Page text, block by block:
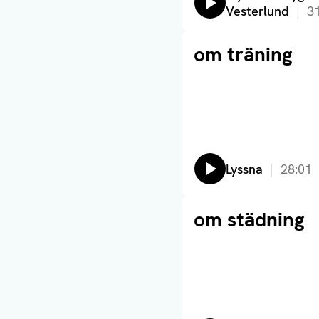
Vesterlund
om träning
Läs artikel
Lyssna 28:01
om städning
Läs artikel